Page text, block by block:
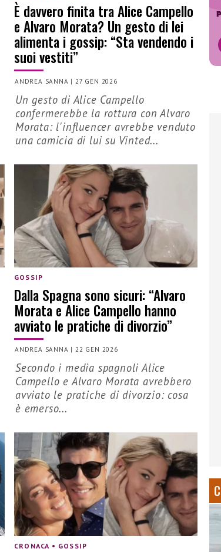
È davvero finita tra Alice Campello
e Alvaro Morata? Un gesto di lei
alimenta i gossip: “Sta vendendo i
suoi vestiti”
ANDREA SANNA |27 GEN 2026
Un gesto di Alice Campello
confermerebbe la rottura con Alvaro
Morata: l'influencer avrebbe venduto
una camicia di lui su Vinted...
GOSSIP
Dalla Spagna sono sicuri: “Alvaro
Morata e Alice Campello hanno
avviato le pratiche di divorzio”
ANDREA SANNA |22 GEN 2026
Secondo i media spagnoli Alice
Campello e Alvaro Morata avrebbero
avviato le pratiche di divorzio: cosa
è emerso...
CRONACA • GOSSIP